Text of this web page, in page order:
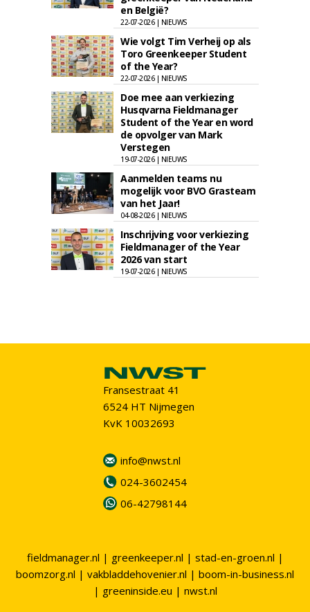
en België?
22-07-2026 | NIEUWS
Wie volgt Tim Verheij op als
Toro Greenkeeper Student
of the Year?
22-07-2026 | NIEUWS
Doe mee aan verkiezing
Husqvarna Fieldmanager
Student of the Year en word
de opvolger van Mark
Verstegen
19-07-2026 | NIEUWS
Aanmelden teams nu
mogelijk voor BVO Grasteam
van het Jaar!
04-08-2026 | NIEUWS
Inschrijving voor verkiezing
Fieldmanager of the Year
2026 van start
19-07-2026 | NIEUWS
Fransestraat 41
6524 HT Nijmegen
KvK 10032693
info@nwst.nl
024-3602454
06-42798144
fieldmanager.nl | greenkeeper.nl | stad-en-groen.nl |
boomzorg.nl | vakbladdehovenier.nl | boom-in-business.nl
| greeninside.eu | nwst.nl